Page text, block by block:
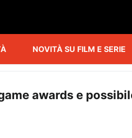
NOVITÀ SU FILM E SERIE
awards e